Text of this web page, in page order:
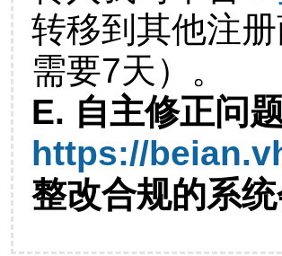
转移到其他注
需要7天）。
E. 自主修正问
https://
整改合规的系